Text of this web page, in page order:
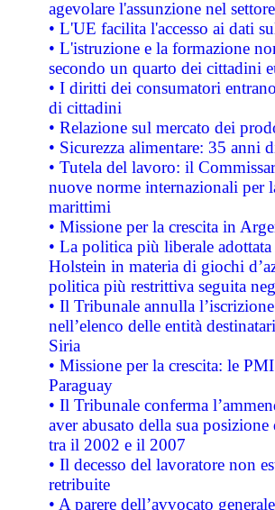
agevolare l'assunzione nel
• L'UE facilita l'accesso ai dati
• L'istruzione e la formazione
secondo un quarto dei cittadini
• I diritti dei consumatori
di cittadini
• Relazione sul mercato dei
• Sicurezza alimentare: 35 anni
• Tutela del lavoro: il
nuove norme internazionali per
marittimi
• Missione per la crescita in
• La politica più liberale
Holstein in materia di giochi
politica più restrittiva seguita
• Il Tribunale annulla
nell’elenco delle entità
Siria
• Missione per la crescita: le
Paraguay
• Il Tribunale conferma
aver abusato della sua
tra il 2002 e il 2007
• Il decesso del lavoratore non
retribuite
• A parere dell’avvocato